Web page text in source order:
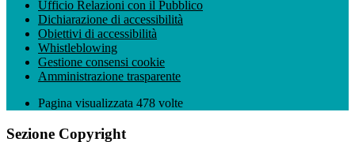
Ufficio Relazioni con il Pubblico
Dichiarazione di accessibilità
Obiettivi di accessibilità
Whistleblowing
Gestione consensi cookie
Amministrazione trasparente
Pagina visualizzata 478 volte
Sezione Copyright